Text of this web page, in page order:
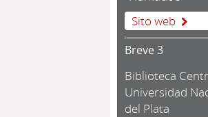
Sito web
Breve 3
Biblioteca
Universidad
del Plata